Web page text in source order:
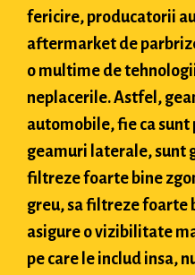
fericire, producatorii
aftermarket de
o multime de
neplacerile. Astfel,
automobile, fie ca
geamuri laterale, sunt
filtreze foarte bine
greu, sa filtreze foarte
asigure o vizibilitate
pe care le includ insa,